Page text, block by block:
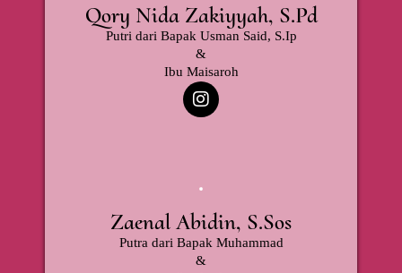
Qory Nida Zakiyyah, S.Pd
Putri dari Bapak Usman Said, S.Ip
&
Ibu Maisaroh
Zaenal Abidin, S.Sos
Putra dari Bapak Muhammad
&